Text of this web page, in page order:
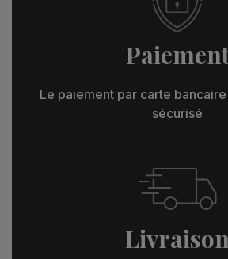
Le paiement par carte
sécurisé
Livraison